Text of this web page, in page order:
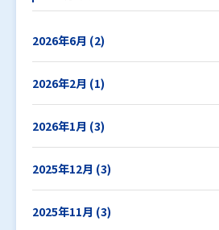
2026年6月 (2)
2026年2月 (1)
2026年1月 (3)
2025年12月 (3)
2025年11月 (3)